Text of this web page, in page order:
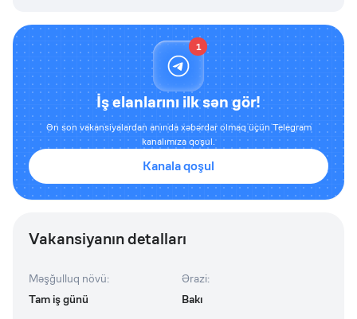
1
İş elanlarını ilk sən gör!
Ən son vakansiyalardan anında xəbərdar olmaq üçün Telegram
kanalımıza qoşul.
Kanala qoşul
Vakansiyanın detalları
Məşğulluq növü:
Tam iş günü
Ərazi:
Bakı